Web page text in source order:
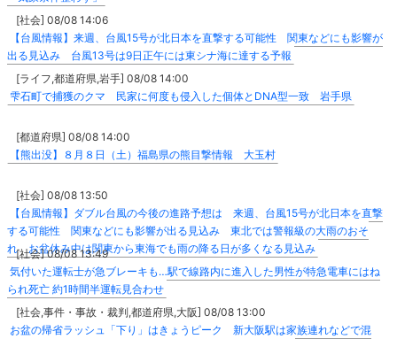
[社会] 08/08 14:06
【台風情報】来週、台風15号が北日本を直撃する可能性 関東などにも影響が
出る見込み 台風13号は9日正午には東シナ海に達する予報
[ライフ,都道府県,岩手] 08/08 14:00
雫石町で捕獲のクマ 民家に何度も侵入した個体とDNA型一致 岩手県
[都道府県] 08/08 14:00
【熊出没】８月８日（土）福島県の熊目撃情報 大玉村
[社会] 08/08 13:50
【台風情報】ダブル台風の今後の進路予想は 来週、台風15号が北日本を直撃
する可能性 関東などにも影響が出る見込み 東北では警報級の大雨のおそ
れ お盆休み中は関東から東海でも雨の降る日が多くなる見込み
[社会] 08/08 13:49
気付いた運転士が急ブレーキも…駅で線路内に進入した男性が特急電車にはね
られ死亡 約1時間半運転見合わせ
[社会,事件・事故・裁判,都道府県,大阪] 08/08 13:00
お盆の帰省ラッシュ「下り」はきょうピーク 新大阪駅は家族連れなどで混